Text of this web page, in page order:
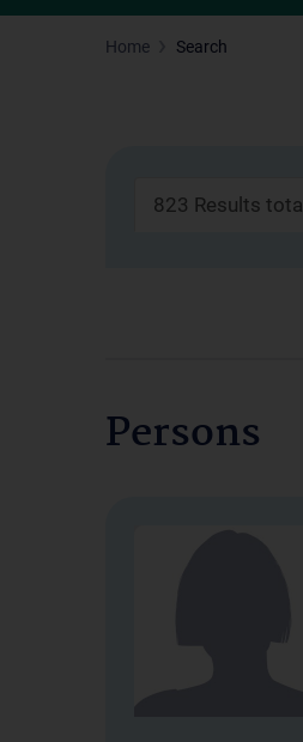
Home Search
823 Results total
Persons